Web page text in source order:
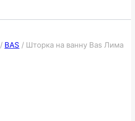
/ BAS / Шторка на ванну Bas Лима